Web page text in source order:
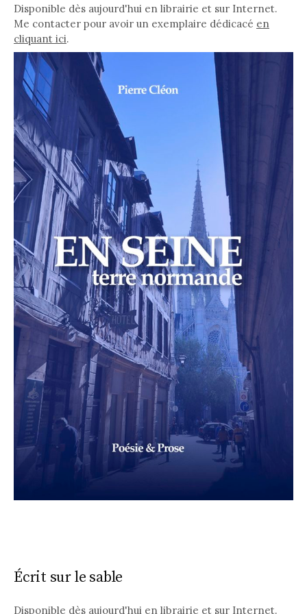
Disponible dès aujourd'hui en librairie et sur Internet.
Me contacter pour avoir un exemplaire dédicacé en
cliquant ici.
Écrit sur le sable
Disponible dès aujourd'hui en librairie et sur Internet.